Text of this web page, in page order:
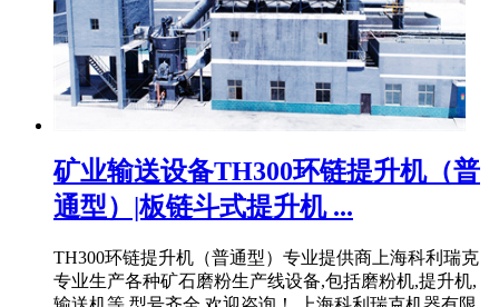
矿业输送设备TH300环链提升机（普
通型）|板链斗式提升机 ...
TH300环链提升机（普通型）专业提供商上海科利瑞克
专业生产各种矿石磨粉生产线设备,包括磨粉机,提升机,